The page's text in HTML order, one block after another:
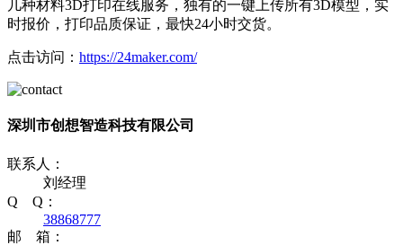
几种材料3D打印在线服务，独有的一键上传所有3D模型，实
时报价，打印品质保证，最快24小时交货。
点击访问： https://24maker.com/
深圳市创想智造科技有限公司
联系人：
刘经理
Q Q：
38868777
邮 箱：